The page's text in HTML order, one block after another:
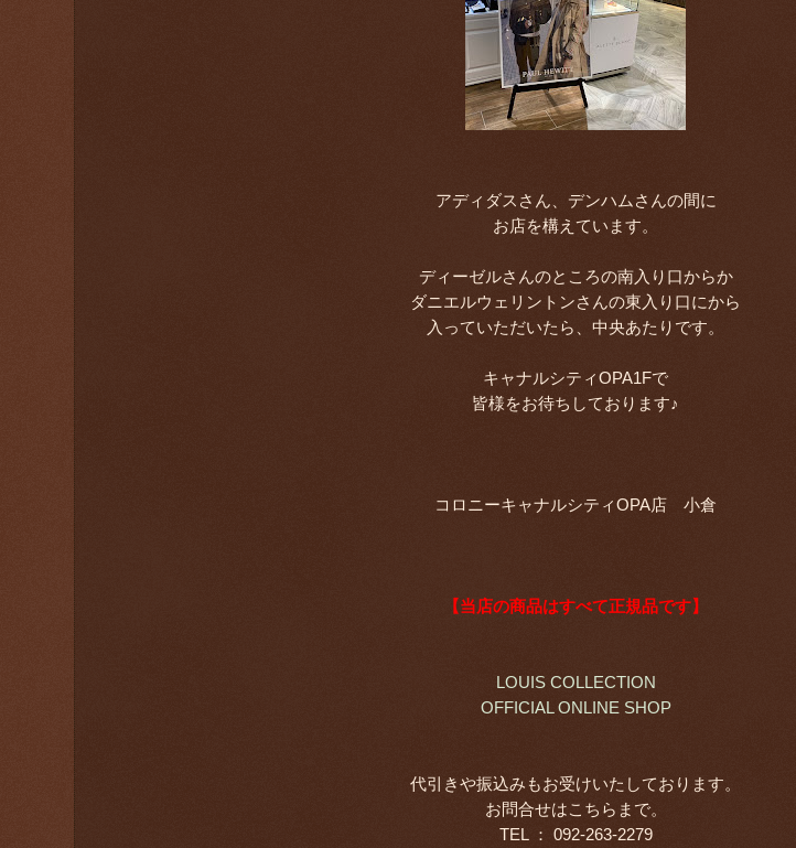
アディダスさん、デンハムさんの間に
お店を構えています。
ディーゼルさんのところの南入り口からか
ダニエルウェリントンさんの東入り口にから
入っていただいたら、中央あたりです。
キャナルシティOPA1Fで
皆様をお待ちしております♪
コロニーキャナルシティOPA店 小倉
【当店の商品はすべて正規品です】
LOUIS COLLECTION
OFFICIAL ONLINE SHOP
代引きや振込みもお受けいたしております。
お問合せはこちらまで。
TEL ： 092-263-2279